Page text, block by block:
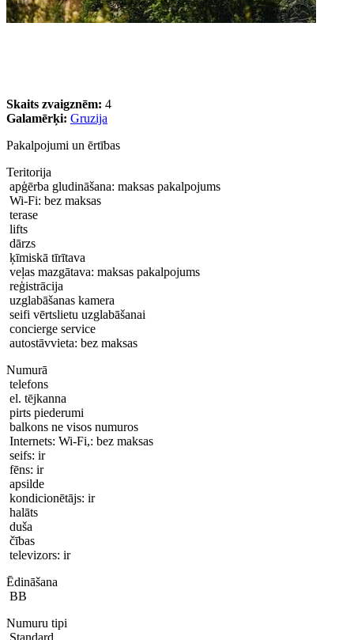
Skaits zvaigznēm: 4
Galamērķi: Gruzija
Pakalpojumi un ērtības
Teritorija
apģērba gludināšana: maksas pakalpojums
Wi-Fi: bez maksas
terase
lifts
dārzs
ķīmiskā tīrītava
veļas mazgātava: maksas pakalpojums
reģistrācija
uzglabāšanas kamera
seifi vērtslietu uzglabāšanai
concierge service
autostāvvieta: bez maksas
Numurā
telefons
el. tējkanna
pirts piederumi
balkons ne visos numuros
Internets: Wi-Fi,: bez maksas
seifs: ir
fēns: ir
apsilde
kondicionētājs: ir
halāts
duša
čības
televizors: ir
Ēdināšana
BB
Numuru tipi
Standard